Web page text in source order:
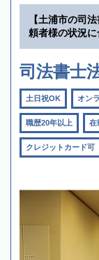
【土浦市の司
頼者様の状況
司法書士
土日祝OK オン
職歴20年以上 在
クレジットカード可